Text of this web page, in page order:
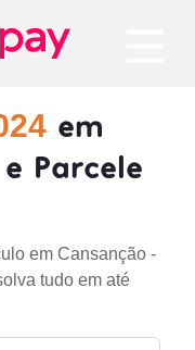
em
Parcele
em Cansanção -
tudo em até